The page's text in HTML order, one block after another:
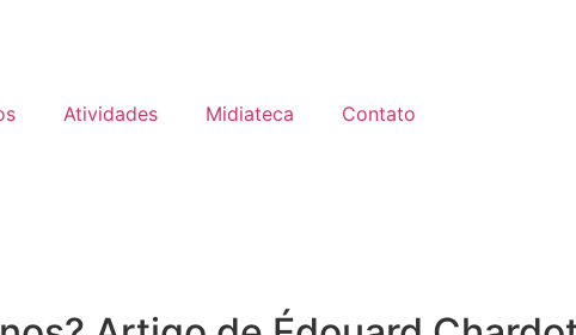
Atividades Midiateca Contato